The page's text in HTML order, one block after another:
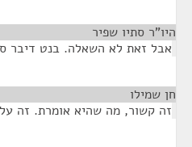
היו"ר סתיו שפיר
אבל זאת לא השאלה. בנט דיבר
חן שמילו
זה קשור, מה שהיא אומרת. זה